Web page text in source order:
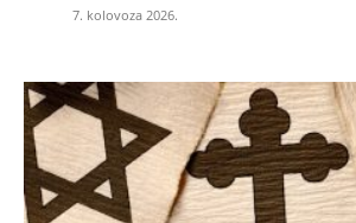
7. kolovoza 2026.